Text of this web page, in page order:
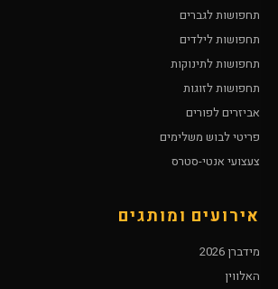
תחפושות לגברים
תחפושות לילדים
תחפושות לתינוקות
תחפושות לזוגות
אביזרים לפורים
פריטי לבוש משלימים
צעצועי אנטי-סטרס
אירועים ומותגים
מידברן 2026
האלווין